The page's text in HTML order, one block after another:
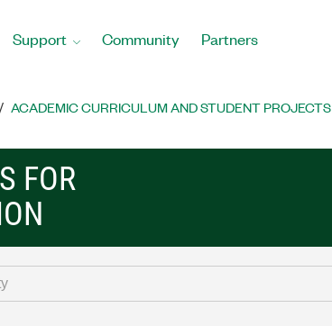
Support Community Partners
ACADEMIC CURRICULUM AND STUDENT PROJECTS
FOR